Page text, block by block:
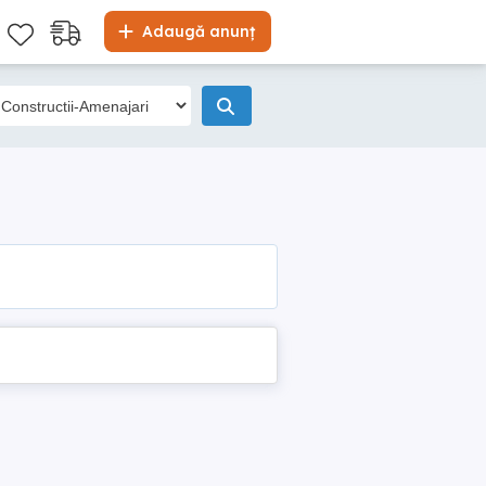
Adaugă anunț